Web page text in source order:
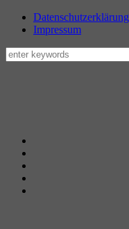
Datenschutzerklärung
Impressum